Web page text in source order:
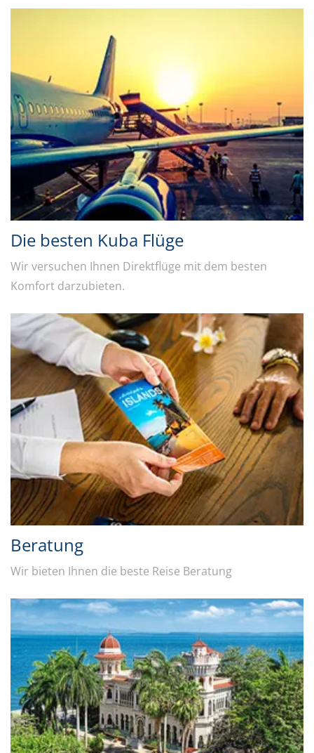
Die besten Kuba Flüge
Wir versuchen Ihnen Direktflüge mit dem besten
Komfort darzubieten.
Beratung
Wir bieten Ihnen die beste Reise Beratung